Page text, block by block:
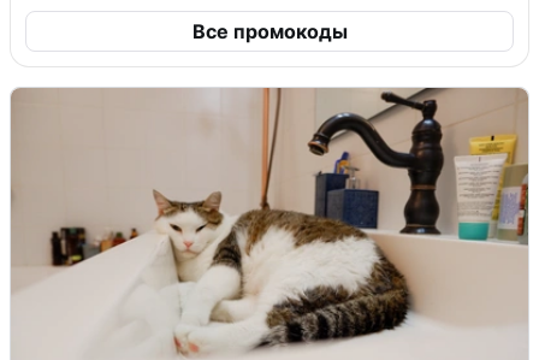
Все промокоды